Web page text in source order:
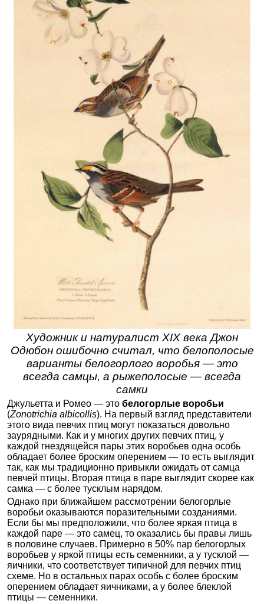
Художник и натуралист XIX века Джон
Одюбон ошибочно считал, что белополосые
варианты белогорлого воробья — это
всегда самцы, а рыжеполосые — всегда
самки
Джульетта и Ромео — это белогорлые воробьи
(Zonotrichia albicollis). На первый взгляд представители
этого вида певчих птиц могут показаться довольно
заурядными. Как и у многих других певчих птиц, у
каждой гнездящейся пары этих воробьев одна особь
обладает более броским оперением — то есть выглядит
так, как мы традиционно привыкли ожидать от самца
певчей птицы. Вторая птица в паре выглядит скорее как
самка — с более тусклым нарядом.
Однако при ближайшем рассмотрении белогорлые
воробьи оказываются поразительными созданиями.
Если бы мы предположили, что более яркая птица в
каждой паре — это самец, то оказались бы правы лишь
в половине случаев. Примерно в 50% пар белогорлых
воробьев у яркой птицы есть семенники, а у тусклой —
яичники, что соответствует типичной для певчих птиц
схеме. Но в остальных парах особь с более броским
оперением обладает яичниками, а у более блеклой
птицы — семенники.